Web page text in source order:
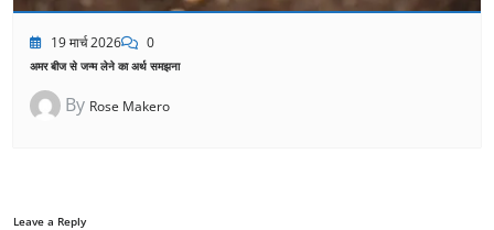
19 मार्च 2026 0
अमर बीज से जन्म लेने का अर्थ समझना
By Rose Makero
Leave a Reply